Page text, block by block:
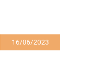
16/06/2023